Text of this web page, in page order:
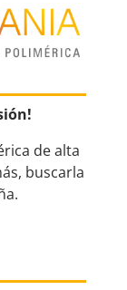
de alta
buscarla